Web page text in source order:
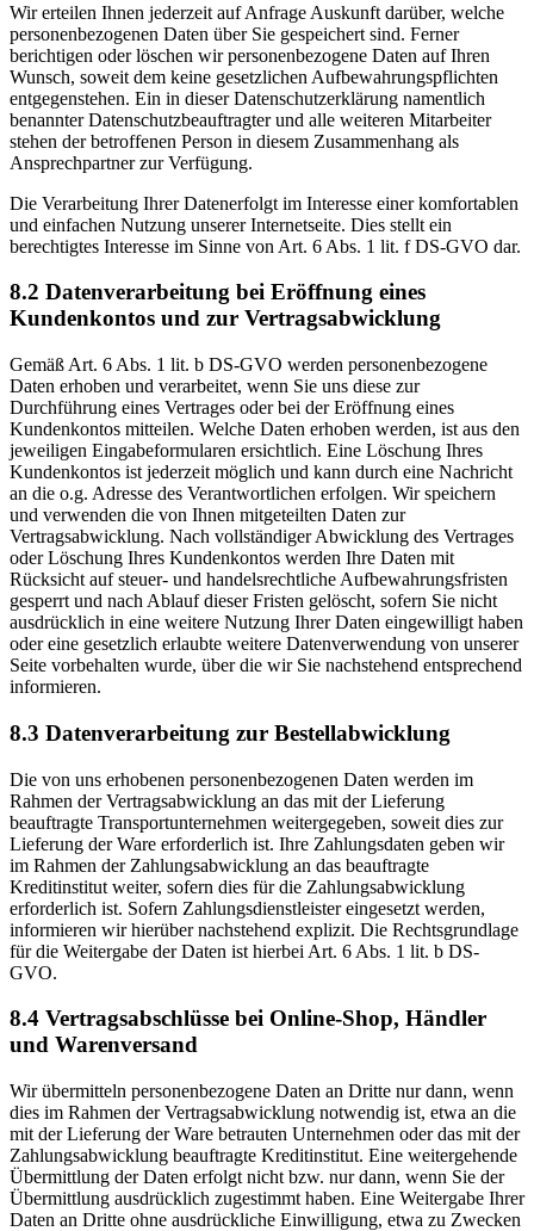
Wir erteilen Ihnen jederzeit auf Anfrage Auskunft darüber, welche
personenbezogenen Daten über Sie gespeichert sind. Ferner
berichtigen oder löschen wir personenbezogene Daten auf Ihren
Wunsch, soweit dem keine gesetzlichen Aufbewahrungspflichten
entgegenstehen. Ein in dieser Datenschutzerklärung namentlich
benannter Datenschutzbeauftragter und alle weiteren Mitarbeiter
stehen der betroffenen Person in diesem Zusammenhang als
Ansprechpartner zur Verfügung.
Die Verarbeitung Ihrer Datenerfolgt im Interesse einer komfortablen
und einfachen Nutzung unserer Internetseite. Dies stellt ein
berechtigtes Interesse im Sinne von Art. 6 Abs. 1 lit. f DS-GVO dar.
8.2 Datenverarbeitung bei Eröffnung eines
Kundenkontos und zur Vertragsabwicklung
Gemäß Art. 6 Abs. 1 lit. b DS-GVO werden personenbezogene
Daten erhoben und verarbeitet, wenn Sie uns diese zur
Durchführung eines Vertrages oder bei der Eröffnung eines
Kundenkontos mitteilen. Welche Daten erhoben werden, ist aus den
jeweiligen Eingabeformularen ersichtlich. Eine Löschung Ihres
Kundenkontos ist jederzeit möglich und kann durch eine Nachricht
an die o.g. Adresse des Verantwortlichen erfolgen. Wir speichern
und verwenden die von Ihnen mitgeteilten Daten zur
Vertragsabwicklung. Nach vollständiger Abwicklung des Vertrages
oder Löschung Ihres Kundenkontos werden Ihre Daten mit
Rücksicht auf steuer- und handelsrechtliche Aufbewahrungsfristen
gesperrt und nach Ablauf dieser Fristen gelöscht, sofern Sie nicht
ausdrücklich in eine weitere Nutzung Ihrer Daten eingewilligt haben
oder eine gesetzlich erlaubte weitere Datenverwendung von unserer
Seite vorbehalten wurde, über die wir Sie nachstehend entsprechend
informieren.
8.3 Datenverarbeitung zur Bestellabwicklung
Die von uns erhobenen personenbezogenen Daten werden im
Rahmen der Vertragsabwicklung an das mit der Lieferung
beauftragte Transportunternehmen weitergegeben, soweit dies zur
Lieferung der Ware erforderlich ist. Ihre Zahlungsdaten geben wir
im Rahmen der Zahlungsabwicklung an das beauftragte
Kreditinstitut weiter, sofern dies für die Zahlungsabwicklung
erforderlich ist. Sofern Zahlungsdienstleister eingesetzt werden,
informieren wir hierüber nachstehend explizit. Die Rechtsgrundlage
für die Weitergabe der Daten ist hierbei Art. 6 Abs. 1 lit. b DS-
GVO.
8.4 Vertragsabschlüsse bei Online-Shop, Händler
und Warenversand
Wir übermitteln personenbezogene Daten an Dritte nur dann, wenn
dies im Rahmen der Vertragsabwicklung notwendig ist, etwa an die
mit der Lieferung der Ware betrauten Unternehmen oder das mit der
Zahlungsabwicklung beauftragte Kreditinstitut. Eine weitergehende
Übermittlung der Daten erfolgt nicht bzw. nur dann, wenn Sie der
Übermittlung ausdrücklich zugestimmt haben. Eine Weitergabe Ihrer
Daten an Dritte ohne ausdrückliche Einwilligung, etwa zu Zwecken